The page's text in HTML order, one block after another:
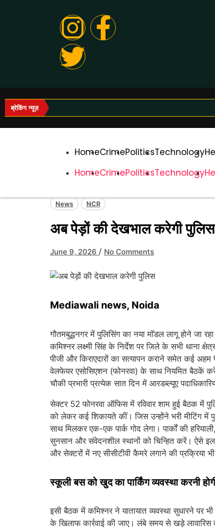
ब्रेकिंग न्यूज़
HomeCrimePoliticsTechnology
HomeCrimePoliticsTechnology
News NCR
अब पेड़ों की देखभाल करेगी
June 9, 2026 / No Comments
Mediawali news, Noida
गौतमबुद्धनगर में पुलिसिंग का नया मॉडल लागू होने जा
कमिश्नर लक्ष्मी सिंह के निर्देश पर जिले के सभी थाना
पीजी और किराएदारों का सत्यापन कराने समेत कई
वेलफेयर एसोसिएशन (फोनरवा) के साथ नियमित बैठकें
चौकी प्रभारी प्रत्येक सात दिन में आरडब्ल्यूए
सेक्टर 52 फोनरवा ऑफिस में रविवार शाम हुई बैठक में
को लेकर कई शिकायते कीं। जिस उन्होंने भरी मीटिंग में
साथ मिलकर एक-एक पार्क गोद लेगा। पार्कों की
सुनसान और संवेदनशील स्थानों को चिन्हित करें। ऐसे
और सेक्टरों में नए सीसीटीवी कैमरे लगाने की प्रक्रिया
स्कूली बस को खुद का पार्किंग व्यवस्था करनी
इसी बैठक में कमिश्नर ने यातायात व्यवस्था सुधारने पर
के खिलाफ कार्रवाई की जाए। लंबे समय से खड़े लावारिस